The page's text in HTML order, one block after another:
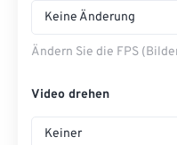
Keine Änderung
Ändern Sie die FPS
Video drehen
Keiner